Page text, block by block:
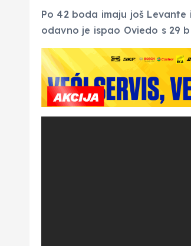
Po 42 boda imaju još
odavno je ispao Oviedo s 29